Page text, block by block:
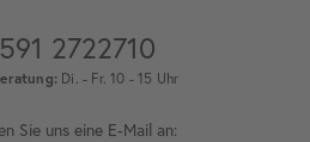
2722710
Di. - Fr. 10 - 15 Uhr
Sie uns eine E-Mail an: